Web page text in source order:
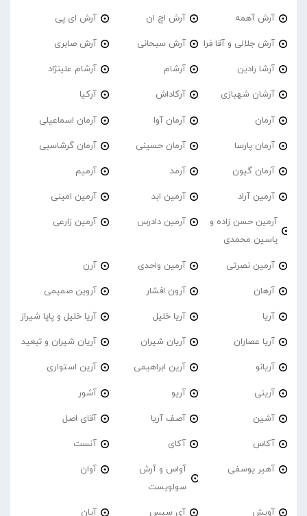
آرش آهمه آرش اچ ان آرش ای پی
آرش جلالی و آقا فرا آرش سبحانی آرش صابری
آرشا رادین آرشام آرشام علینژاد
آرشان شهبازی آرکاداش آرکیا
آرمان آرمان آوا آرمان اسماعیلی
آرمان پارسا آرمان حسینی آرمان گرشاسبی
آرمان گیون آرمد آرمیم
آرمین آراد آرمین ابد آرمین امینی
آرمین حسن زاده و
یاسین محمدی
آرمین دادرس آرمین زارعی
آرمین نصرتی آرمین واحدی آرن
آرهان آرون افشار آروین صمیمی
آریا آریا خلیل آریا خلیل و پاپا شیراز
آریا عصاران آریان شیران آریان شیران و تبعید
آریانو آرین ابراهیمی آرین استواری
آرینی آریو آشور
آشین آصف آریا آقای اصل
آکاس آکای آنست
آهیر یوسفی
آواس و آرش
سولویست
آوان
آویش آی سیس آیان